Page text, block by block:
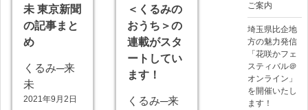
未 東京新聞
の記事まと
め
くるみ─来
未
2021年9月2日
＜くるみの
おうち＞の
連載がスタ
ートしてい
ます！
くるみ─来
ご案内
埼玉県比企地
方の魅力発信
「花咲かフェ
スティバル＠
オンライン」
を開催いたし
ます！